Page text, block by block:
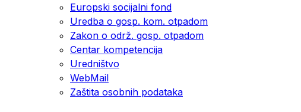
Europski socijalni fond
Uredba o gosp. kom. otpadom
Zakon o održ. gosp. otpadom
Centar kompetencija
Uredništvo
WebMail
Zaštita osobnih podataka